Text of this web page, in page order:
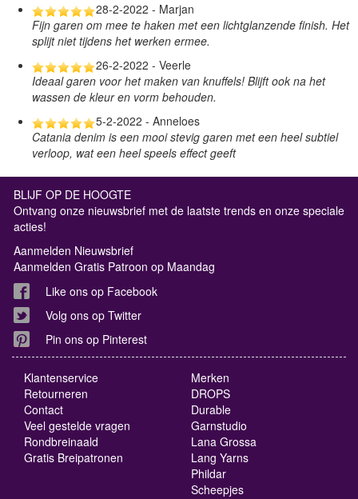
28-2-2022 - Marjan
Fijn garen om mee te haken met een lichtglanzende finish. Het
splijt niet tijdens het werken ermee.
26-2-2022 - Veerle
Ideaal garen voor het maken van knuffels! Blijft ook na het
wassen de kleur en vorm behouden.
5-2-2022 - Anneloes
Catania denim is een mooi stevig garen met een heel subtiel
verloop, wat een heel speels effect geeft
BLIJF OP DE HOOGTE
Ontvang onze nieuwsbrief met de laatste trends en onze speciale
acties!
Aanmelden Nieuwsbrief
Aanmelden Gratis Patroon op Maandag
Like ons op Facebook
Volg ons op Twitter
Pin ons op Pinterest
Klantenservice
Retourneren
Contact
Veel gestelde vragen
Rondbreinaald
Gratis Breipatronen
Merken
DROPS
Durable
Garnstudio
Lana Grossa
Lang Yarns
Phildar
Scheepjes